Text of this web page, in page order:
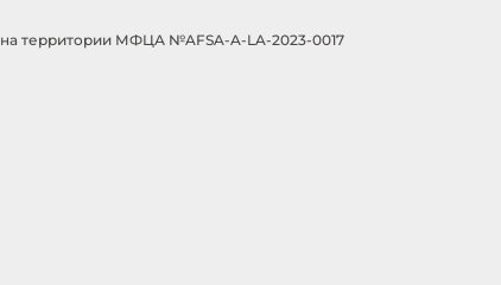
территории МФЦА №AFSA-A-LA-2023-0017